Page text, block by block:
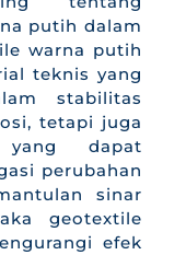
putih dalam
warna putih
teknis yang
stabilitas
tetapi juga
yang dapat
perubahan
sinar
geotextile
efek